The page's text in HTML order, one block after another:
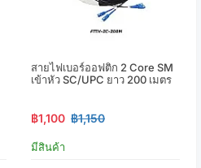
สายไฟเบอร์ออฟติก 2 Core SM
เข้าหัว SC/UPC ยาว 200 เมตร
฿1,100 ฿1,150
มีสินค้า